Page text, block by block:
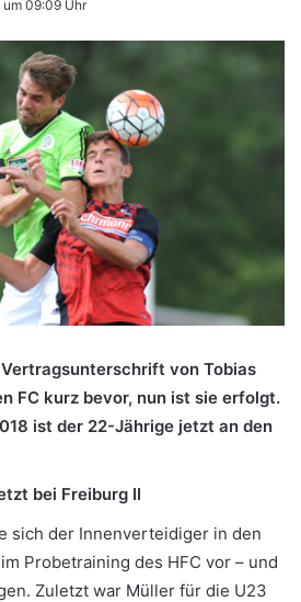
09:09 Uhr
von Tobias
FC kurz bevor, nun ist sie erfolgt.
ist der 22-Jährige jetzt an den
bei Freiburg II
sich der Innenverteidiger in den
Probetraining des HFC vor – und
Zuletzt war Müller für die U23